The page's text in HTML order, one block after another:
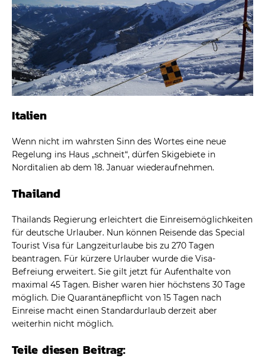
Italien
Wenn nicht im wahrsten Sinn des Wortes eine neue
Regelung ins Haus „schneit“, dürfen Skigebiete in
Norditalien ab dem 18. Januar wiederaufnehmen.
Thailand
Thailands Regierung erleichtert die Einreisemöglichkeiten
für deutsche Urlauber. Nun können Reisende das Special
Tourist Visa für Langzeiturlaube bis zu 270 Tagen
beantragen. Für kürzere Urlauber wurde die Visa-
Befreiung erweitert. Sie gilt jetzt für Aufenthalte von
maximal 45 Tagen. Bisher waren hier höchstens 30 Tage
möglich. Die Quarantänepflicht von 15 Tagen nach
Einreise macht einen Standardurlaub derzeit aber
weiterhin nicht möglich.
Teile diesen Beitrag: